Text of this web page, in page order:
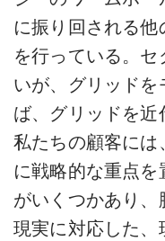
に振り回される
を行っている。
いが、グリッド
ば、グリッドを近
私たちの顧客に
に戦略的な重点
がいくつかあり
現実に対応した